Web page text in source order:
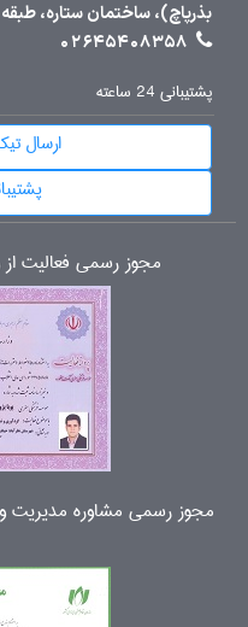
بذرپاچ)، ساختمان ستاره، طبقه 4، پلاک 6
02645408358
پشتیبانی 24 ساعته
ارسال
مجوز رسمی فعالیت
مجوز رسمی مشاوره مدیریت